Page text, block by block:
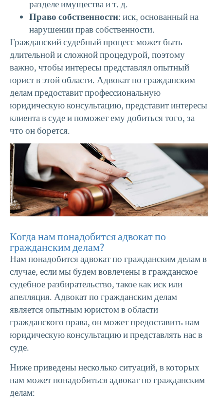
разделе имущества и т. д.
Право собственности: иск, основанный на
нарушении прав собственности.
Гражданский судебный процесс может быть
длительной и сложной процедурой, поэтому
важно, чтобы интересы представлял опытный
юрист в этой области. Адвокат по гражданским
делам предоставит профессиональную
юридическую консультацию, представит интересы
клиента в суде и поможет ему добиться того, за
что он борется.
Когда нам понадобится адвокат по
гражданским делам?
Нам понадобится адвокат по гражданским делам в
случае, если мы будем вовлечены в гражданское
судебное разбирательство, такое как иск или
апелляция. Адвокат по гражданским делам
является опытным юристом в области
гражданского права, он может предоставить нам
юридическую консультацию и представлять нас в
суде.
Ниже приведены несколько ситуаций, в которых
нам может понадобиться адвокат по гражданским
делам: